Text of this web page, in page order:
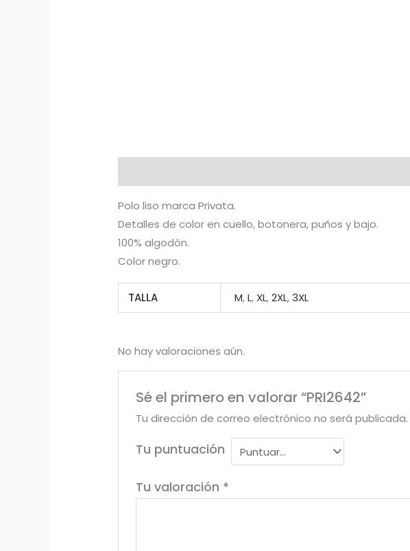
Polo liso marca Privata.
Detalles de color en cuello, botonera, puños y bajo.
100% algodón.
Color negro.
TALLA M,L, XL,2XL,3XL
No hay valoraciones aún.
Sé el primero en valorar “PRI2642”
Tu dirección de correo electrónico no será publicada.
Tu puntuación
Tu valoración *